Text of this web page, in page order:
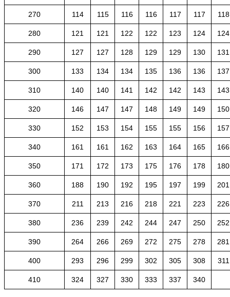
270 114 115 116 116 117 117 118
280 121 121 122 122 123 124 124
290 127 127 128 129 129 130 131
300 133 134 134 135 136 136 137
310 140 140 141 142 142 143 143
320 146 147 147 148 149 149 150
330 152 153 154 155 155 156 157
340 161 161 162 163 164 165 166
350 171 172 173 175 176 178 180
360 188 190 192 195 197 199 201
370 211 213 216 218 221 223 226
380 236 239 242 244 247 250 252
390 264 266 269 272 275 278 281
400 293 296 299 302 305 308 311
410 324 327 330 333 337 340